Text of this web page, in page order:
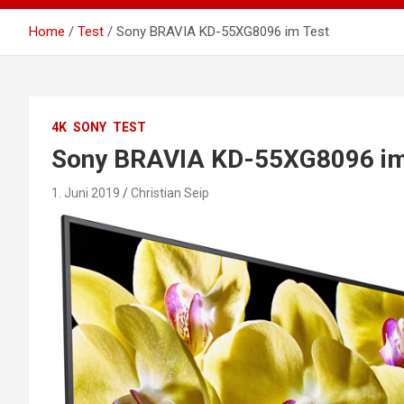
Home Test Sony BRAVIA KD-55XG8096 im Test
4K SONY TEST
Sony BRAVIA KD-55XG8096
1. Juni 2019 Christian Seip